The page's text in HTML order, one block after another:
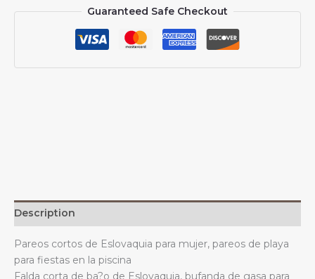
de
bufanda
gasa
quantity
Guaranteed Safe Checkout
Description
Pareos cortos de Eslovaquia para mujer, pareos de playa
para fiestas en la piscina
Falda corta de ba?o de Eslovaquia, bufanda de gasa para